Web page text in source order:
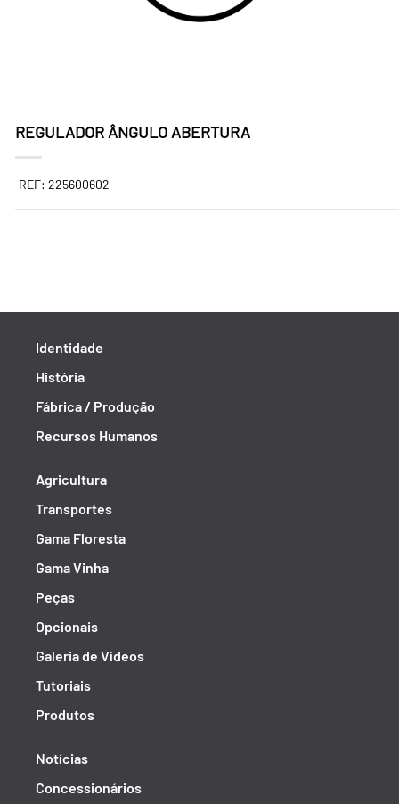
REGULADOR ÂNGULO ABERTURA
REF: 225600602
Identidade
História
Fábrica / Produção
Recursos Humanos
Agricultura
Transportes
Gama Floresta
Gama Vinha
Peças
Opcionais
Galeria de Vídeos
Tutoriais
Produtos
Notícias
Concessionários